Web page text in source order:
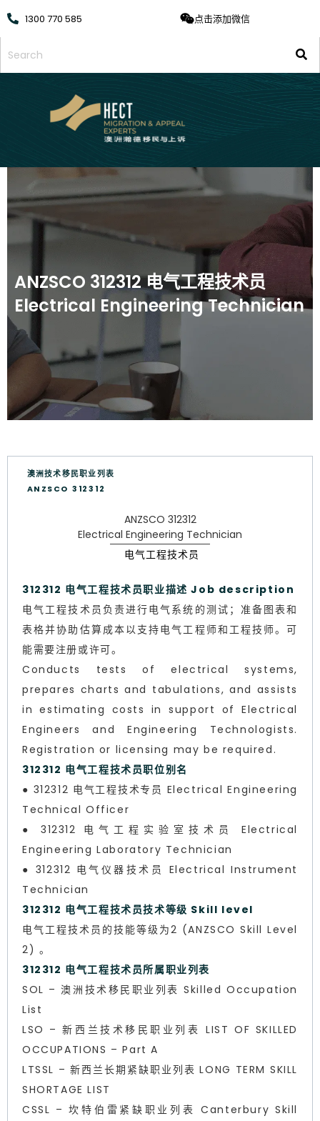
1300 770 585 点击添加微信
ANZSCO 312312 电气工程技术员
Electrical Engineering Technician
澳洲技术移民职业列表
ANZSCO 312312
ANZSCO 312312
Electrical Engineering Technician
电气工程技术员
312312 电气工程技术员职业描述 Job description
电气工程技术员负责进行电气系统的测试；准备图表和
表格并协助估算成本以支持电气工程师和工程技师。可
能需要注册或许可。
Conducts tests of electrical systems,
prepares charts and tabulations, and assists
in estimating costs in support of Electrical
Engineers and Engineering Technologists.
Registration or licensing may be required.
312312 电气工程技术员职位别名
● 312312 电气工程技术专员 Electrical Engineering
Technical Officer
● 312312 电气工程实验室技术员 Electrical
Engineering Laboratory Technician
● 312312 电气仪器技术员 Electrical Instrument
Technician
312312 电气工程技术员技术等级 Skill level
电气工程技术员的技能等级为2 (ANZSCO Skill Level
2) 。
312312 电气工程技术员所属职业列表
SOL – 澳洲技术移民职业列表 Skilled Occupation
List
LSO – 新西兰技术移民职业列表 LIST OF SKILLED
OCCUPATIONS – Part A
LTSSL – 新西兰长期紧缺职业列表 LONG TERM SKILL
SHORTAGE LIST
CSSL – 坎特伯雷紧缺职业列表 Canterbury Skill